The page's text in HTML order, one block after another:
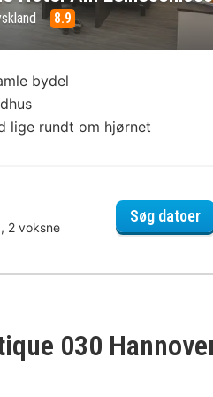
8.9
bydel
lige rundt om hjørnet
2 voksne
Søg datoer
030